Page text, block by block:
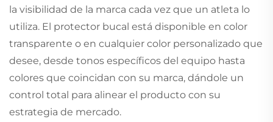
la visibilidad de la marca cada vez que un atleta lo
utiliza. El protector bucal está disponible en color
transparente o en cualquier color personalizado que
desee, desde tonos específicos del equipo hasta
colores que coincidan con su marca, dándole un
control total para alinear el producto con su
estrategia de mercado.